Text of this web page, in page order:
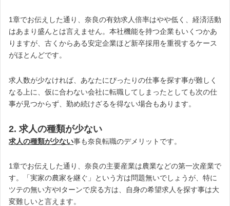
1章でお伝えした通り、奈良の有効求人倍率はやや低く、経済活動
はあまり盛んとは言えません。本社機能を持つ企業もいくつかあ
りますが、古くからある安定企業ほど新卒採用を重視するケース
がほとんどです。
求人数が少なければ、あなたにぴったりの仕事を探す事が難しく
なる上に、仮に合わない会社に転職してしまったとしても次の仕
事が見つからず、勤め続けざるを得ない場合もあります。
2. 求人の種類が少ない
求人の種類が少ない事も奈良転職のデメリットです。
1章でお伝えした通り、奈良の主要産業は農業などの第一次産業で
す。「実家の農家を継ぐ」という方は問題無いでしょうが、特に
ツテの無い方やIターンで戻る方は、自身の希望求人を探す事は大
変難しいと言えます。